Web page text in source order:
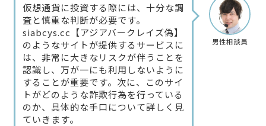
男性相談員
仮想通貨に投資する際には、十分な調
査と慎重な判断が必要です。
siabcys.cc【アジアバークレイズ偽】
のようなサイトが提供するサービスに
は、非常に大きなリスクが伴うことを
認識し、万が一にも利用しないように
することが重要です。次に、このサイ
トがどのような詐欺行為を行っている
のか、具体的な手口について詳しく見
ていきます。